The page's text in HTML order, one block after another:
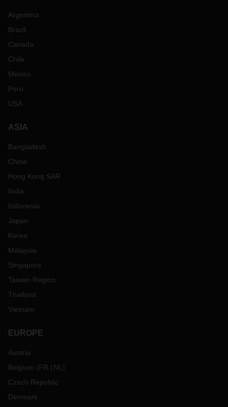
Argentina
Brazil
Canada
Chile
Mexico
Peru
USA
ASIA
Bangladesh
China
Hong Kong SAR
India
Indonesia
Japan
Korea
Malaysia
Singapore
Taiwan Region
Thailand
Vietnam
EUROPE
Austria
Belgium (FR NL )
Czech Republic
Denmark